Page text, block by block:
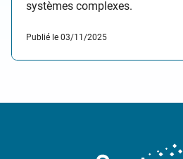
systèmes complexes.
Publié le 03/11/2025